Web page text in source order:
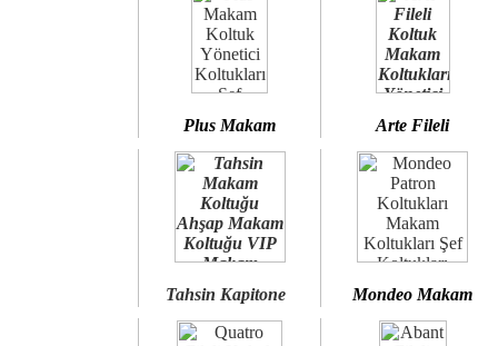
Plus Makam Arte Fileli
Tahsin Kapitone Mondeo Makam